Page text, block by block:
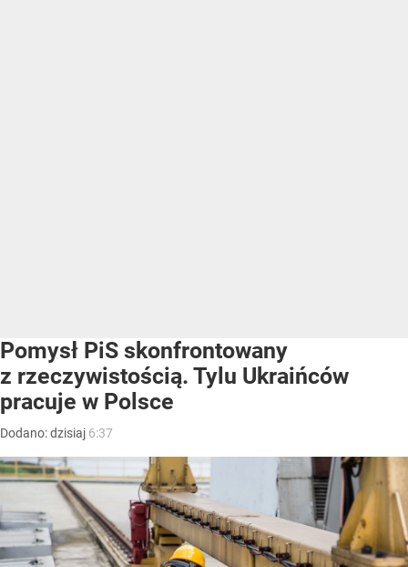
Pomysł PiS skonfrontowany
z rzeczywistością. Tylu Ukraińców
pracuje w Polsce
Dodano:dzisiaj 6:37